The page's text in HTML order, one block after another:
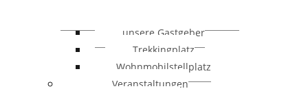
unsere Gastgeber
Trekkingplatz
Wohnmobilstellplatz
Veranstaltungen